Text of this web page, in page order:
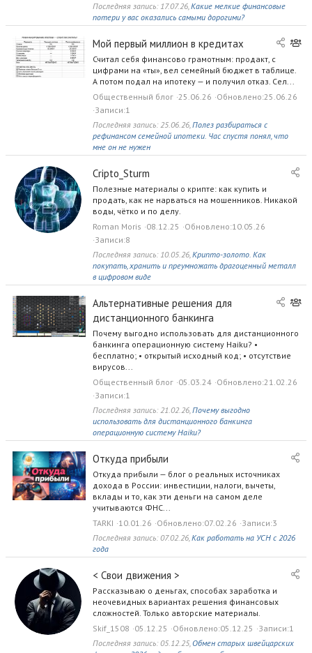
н
ы
Последняя запись: 17.07.26,Какие мелкие финансовые
потери у вас оказались самыми дорогими?
О
ы
Мой первый миллион в кредитах
Считал себя финансово грамотным: продакт, с
цифрами на «ты», вел семейный бюджет в таблице.
А потом подал на ипотеку — и получил отказ. Сел...
Общественный блог 25.06.26 Обновлено 25.06.26
Записи 1
Последняя запись:25.06.26,Полез разбираться с
рефинансом семейной ипотеки. Час спустя понял, что
мне он не нужен
Cripto_Sturm
Полезные материалы о крипте: как купить и
продать, как не нарваться на мошенников. Никакой
воды, чётко и по делу.
Roman Moris 08.12.25 Обновлено 10.05.26
Записи 8
Последняя запись: 10.05.26,Крипто-золото. Как
покупать, хранить и преумножать драгоценный металл
в цифровом виде
О
б
Альтернативные решения для
дистанционного банкинга
Почему выгодно использовать для дистанционного
банкинга операционную систему Haiku? •
бесплатно; • открытый исходный код; • отсутствие
вирусов...
Общественный блог 05.03.24 Обновлено 21.02.26
Записи 1
Последняя запись:21.02.26,Почему выгодно
использовать для дистанционного банкинга
операционную систему Haiku?
Откуда прибыли
Откуда прибыли — блог о реальных источниках
дохода в России: инвестиции, налоги, вычеты,
вклады и то, как эти деньги на самом деле
учитываются ФНС...
TARKI 10.01.26 Обновлено 07.02.26 Записи 3
Последняя запись:07.02.26,Как работать на УСН с 2026
года
< Свои движения >
Рассказываю о деньгах, способах заработка и
неочевидных вариантах решения финансовых
сложностей. Только авторские материалы.
Skif_1508 05.12.25 Обновлено 05.12.25 Записи 1
Последняя запись:05.12.25, Обмен старых швейцарских